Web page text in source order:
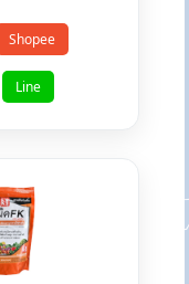
Shopee
Line